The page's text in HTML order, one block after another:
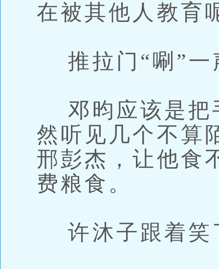
在被其他人教育
推拉门“唰”一
邓昀应该是把
然听见几个不算
邢彭杰，让他食
费粮食。
许沐子跟着笑